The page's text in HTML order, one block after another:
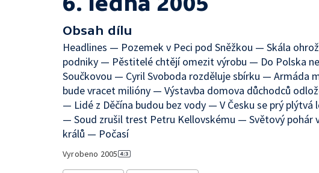
Obsah dílu
Headlines — Pozemek v Peci pod Sněžkou — Skála
podniky — Pěstitelé chtějí omezit výrobu — Do Polska
Součkovou — Cyril Svoboda rozděluje sbírku — Armáda
bude vracet milióny — Výstavba domova důchodců
— Lidé z Děčína budou bez vody — V Česku se prý
— Soud zrušil trest Petru Kellovskému — Světový pohár
králů — Počasí
Vyrobeno 2005